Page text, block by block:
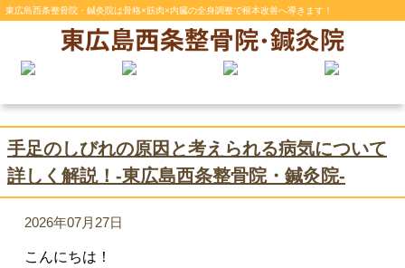
東広島西条整骨院・鍼灸院は骨格×筋肉×内臓の全身調整で根本改善へ導きます！
手足のしびれの原因と考えられる病気について
詳しく解説！-東広島西条整骨院・鍼灸院-
2026年07月27日
こんにちは！